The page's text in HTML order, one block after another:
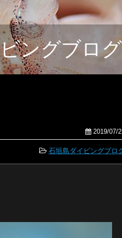
ングブログ
2019/07/
石垣島ダイビングブロ